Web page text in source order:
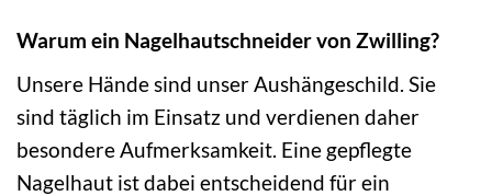
Warum ein Nagelhautschneider von Zwilling?
Unsere Hände sind unser Aushängeschild. Sie
sind täglich im Einsatz und verdienen daher
besondere Aufmerksamkeit. Eine gepflegte
Nagelhaut ist dabei entscheidend für ein